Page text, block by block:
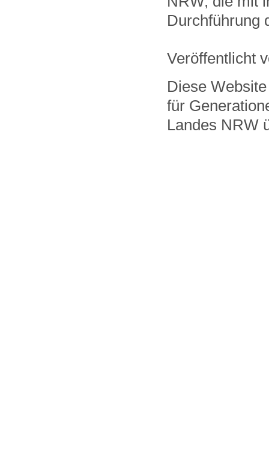
Durchführung
Veröffentlicht
Diese
für
Landes NRW